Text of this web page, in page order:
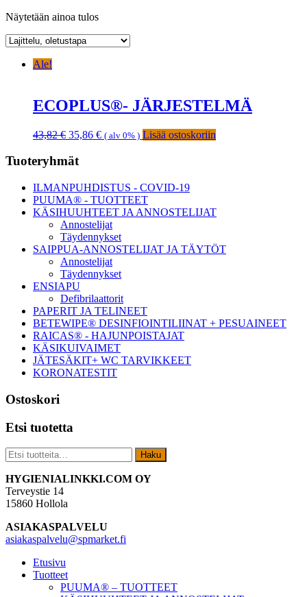
Näytetään ainoa tulos
Ale!
ECOPLUS®- JÄRJESTELMÄ
43,82€ Alkuperäinen
oli:
35,86 €Nykyinen
( alv 0% ) Lisää ostoskoriin
Ensisijainen
sivupalkki
Tuoteryhmät
ILMANPUHDISTUS - COVID-19
PUUMA® - TUOTTEET
KÄSIHUUHTEET JA ANNOSTELIJAT
Annostelijat
Täydennykset
SAIPPUA-ANNOSTELIJAT JA TÄYTÖT
Annostelijat
Täydennykset
ENSIAPU
Defibrilaattorit
PAPERIT JA TELINEET
BETEWIPE® DESINFIOINTILIINAT + PESUAINEET
RAICAS® - HAJUNPOISTAJAT
KÄSIKUIVAIMET
JÄTESÄKIT+ WC TARVIKKEET
KORONATESTIT
Ostoskori
Etsi tuotetta
Etsi: Haku
Footer
HYGIENIALINKKI.COM OY
Terveystie 14
15860 Hollola
ASIAKASPALVELU
asiakaspalvelu@spmarket.fi
Etusivu
Tuotteet
PUUMA® – TUOTTEET